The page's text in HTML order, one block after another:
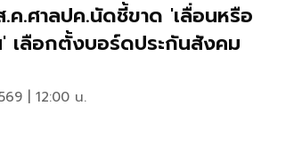
.ค.ศาลปค.นัดชี้ขาด 'เลื่อนหรือ
' เลือกตั้งบอร์ดประกันสังคม
| 12:00 น.